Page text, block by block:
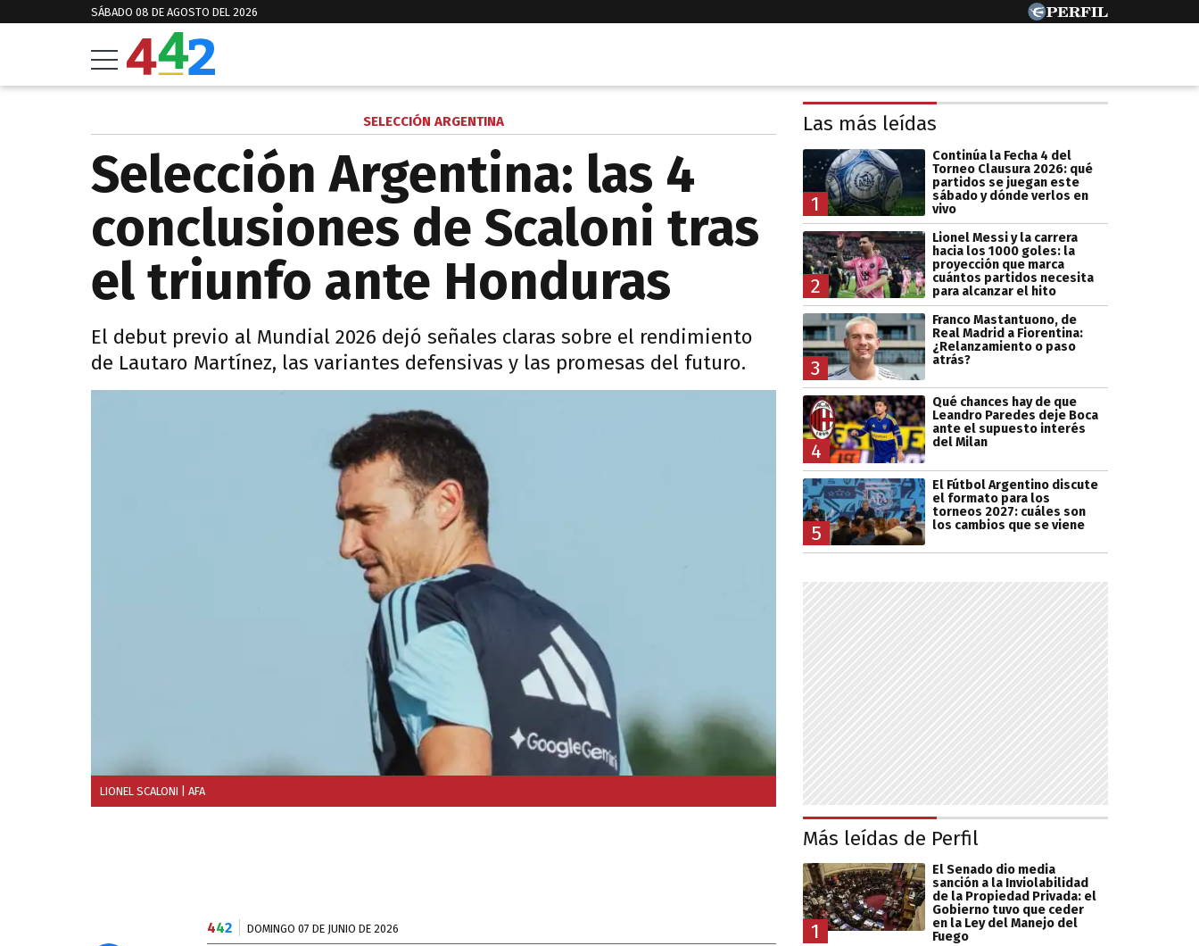
SÁBADO 08 DE AGOSTO DEL 2026
SELECCIÓN ARGENTINA
Selección Argentina: las 4
conclusiones de Scaloni tras
el triunfo ante Honduras
El debut previo al Mundial 2026 dejó señales claras sobre el rendimiento
de Lautaro Martínez, las variantes defensivas y las promesas del futuro.
LIONEL SCALONI | AFA
442 DOMINGO 07 DE JUNIO DE 2026
Las más leídas
1
Continúa la Fecha 4 del
Torneo Clausura 2026: qué
partidos se juegan este
sábado y dónde verlos en
vivo
2
Lionel Messi y la carrera
hacia los 1000 goles: la
proyección que marca
cuántos partidos necesita
para alcanzar el hito
3
Franco Mastantuono, de
Real Madrid a Fiorentina:
¿Relanzamiento o paso
atrás?
4
Qué chances hay de que
Leandro Paredes deje Boca
ante el supuesto interés
del Milan
5
El Fútbol Argentino discute
el formato para los
torneos 2027: cuáles son
los cambios que se viene
Más leídas de Perfil
1
El Senado dio media
sanción a la Inviolabilidad
de la Propiedad Privada: el
Gobierno tuvo que ceder
en la Ley del Manejo del
Fuego